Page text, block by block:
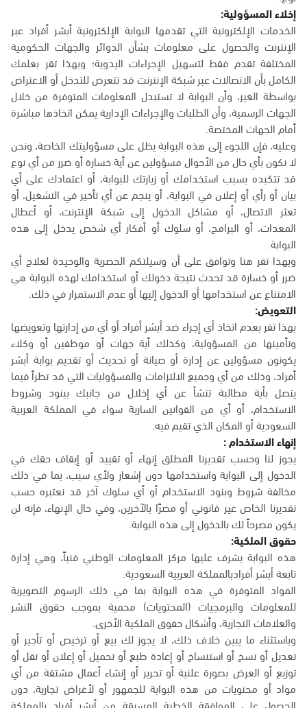
إخلاء المسؤولية:
الخدمات الإلكترونية التي تقدمها البوابة الإلكترونية أبشر أفراد عبر
الإنترنت والحصول على معلومات بشأن الدوائر والجهات الحكومية
المختلفة تقدم فقط لتسهيل الإجراءات اليدوية؛ وبهذا تقر بعلمك
الكامل بأن الاتصالات عبر شبكة الإنترنت قد تتعرض للتدخل أو الاعتراض
بواسطة الغير، وأن البوابة لا تستبدل المعلومات المتوفرة من خلال
الجهات الرسمية، وأن الطلبات والإجراءات الإدارية يمكن اتخاذها مباشرة
أمام الجهات المختصة.
وعليه، فإن اللجوء إلى هذه البوابة يظل على مسؤوليتك الخاصة، ونحن
لا نكون بأي حال من الأحوال مسؤولين عن أية خسارة أو ضرر من أي نوع
قد تتكبده بسبب استخدامك أو زيارتك للبوابة، أو اعتمادك على أي
بيان أو رأي أو إعلان في البوابة، أو ينجم عن أي تأخير في التشغيل، أو
تعثر الاتصال، أو مشاكل الدخول إلى شبكة الإنترنت، أو أعطال
المعدات، أو البرامج، أو سلوك أو أفكار أي شخص يدخل إلى هذه
البوابة.
وبهذا تقر هنا وتوافق على أن وسيلتكم الحصرية والوحيدة لعلاج أي
ضرر أو خسارة قد تحدث نتيجة دخولك أو استخدامك لهذه البوابة هي
الامتناع عن استخدامها أو الدخول إليها أو عدم الاستمرار في ذلك.
التعويض:
بهذا تقر بعدم اتخاذ أي إجراء ضد أبشر أفراد أو أي من إدارتها وتعويضها
وتأمينها من المسؤولية، وكذلك أية جهات أو موظفين أو وكلاء
يكونون مسؤولين عن إدارة أو صيانة أو تحديث أو تقديم بوابة أبشر
أفراد، وذلك من أي وجميع الالتزامات والمسؤوليات التي قد تطرأ فيما
يتصل بأية مطالبة تنشأ عن أي إخلال من جانبك ببنود وشروط
الاستخدام، أو أي من القوانين السارية سواء في المملكة العربية
السعودية أو المكان الذي تقيم فيه.
إنهاء الاستخدام :
يجوز لنا وحسب تقديرنا المطلق إنهاء أو تقييد أو إيقاف حقك في
الدخول إلى البوابة واستخدامها دون إشعار ولأي سبب، بما في ذلك
مخالفة شروط وبنود الاستخدام أو أي سلوك آخر قد نعتبره حسب
تقديرنا الخاص غير قانوني أو مضرًا بالآخرين، وفي حال الإنهاء، فإنه لن
يكون مصرحاً لك بالدخول إلى هذه البوابة.
حقوق الملكية:
هذه البوابة يشرف عليها مركز المعلومات الوطني فنياً، وهي إدارة
تابعة أبشر أفرادبالمملكة العربية السعودية.
المواد المتوفرة في هذه البوابة بما في ذلك الرسوم التصويرية
للمعلومات والبرمجيات (المحتويات) محمية بموجب حقوق النشر
والعلامات التجارية، وأشكال حقوق الملكية الأخرى.
وباستثناء ما يبين خلاف ذلك، لا يجوز لك بيع أو ترخيص أو تأجير أو
تعديل أو نسخ أو استنساخ أو إعادة طبع أو تحميل أو إعلان أو نقل أو
توزيع أو العرض بصورة علنية أو تحرير أو إنشاء أعمال مشتقة من أي
مواد أو محتويات من هذه البوابة للجمهور أو لأغراض تجارية، دون
الحصول على الموافقة الخطية المسبقة من أبشر أفراد بالمملكة